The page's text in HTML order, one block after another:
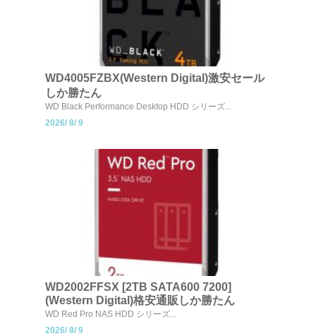
WD4005FZBX(Western Digital)激安セール
しか勝たん
WD Black Performance Desktop HDD シリーズ...
2026/ 8/ 9
WD2002FFSX [2TB SATA600 7200]
(Western Digital)格安通販しか勝たん
WD Red Pro NAS HDD シリーズ...
2026/ 8/ 9